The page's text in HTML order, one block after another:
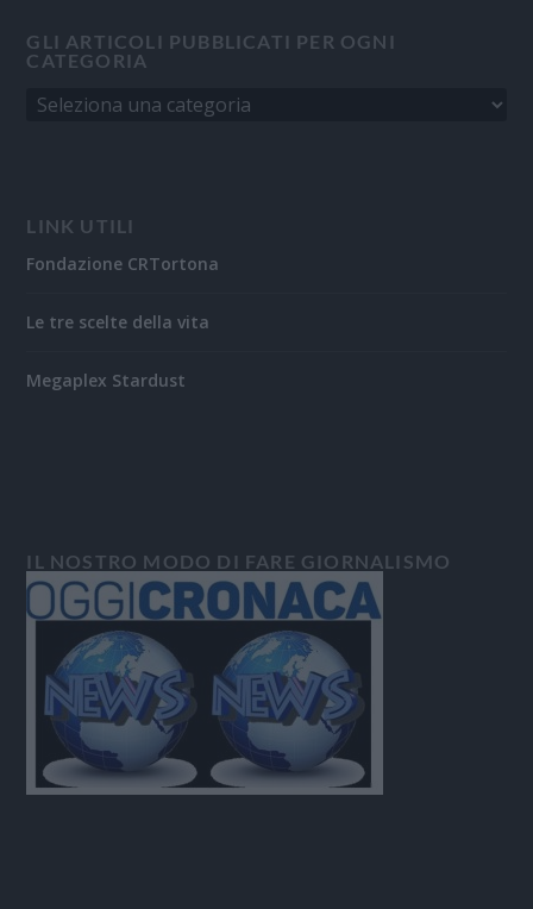
GLI ARTICOLI PUBBLICATI PER OGNI
CATEGORIA
LINK UTILI
Fondazione CRTortona
Le tre scelte della vita
Megaplex Stardust
IL NOSTRO MODO DI FARE GIORNALISMO